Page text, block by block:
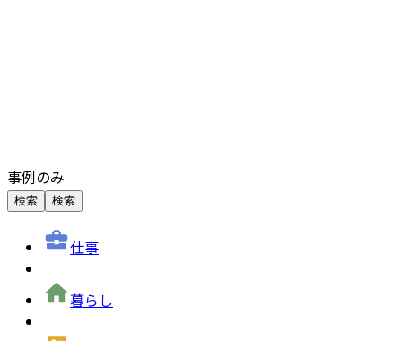
事例のみ
検索 検索
仕事
暮らし